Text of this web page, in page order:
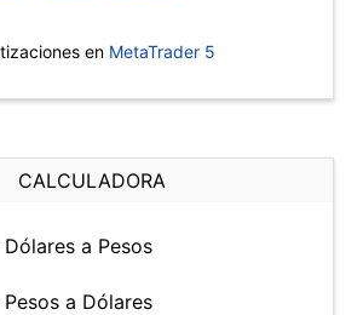
en MetaTrader 5
CALCULADORA
a Pesos
a Dólares